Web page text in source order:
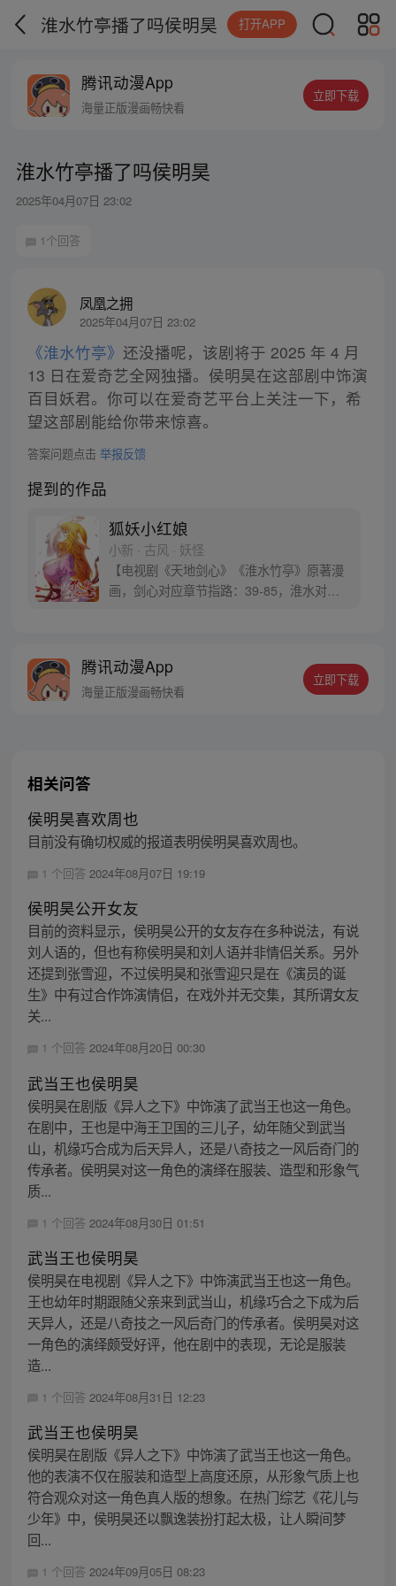
淮水竹亭播了吗侯明昊 打开APP
腾讯动漫App
海量正版漫画畅快看
立即下载
淮水竹亭播了吗侯明昊
2025年04月07日 23:02
1个回答
凤凰之拥
2025年04月07日 23:02
《淮水竹亭》 还没播呢，该剧将于 2025 年 4 月
13 日在爱奇艺全网独播。侯明昊在这部剧中饰演
百目妖君。你可以在爱奇艺平台上关注一下，希
望这部剧能给你带来惊喜。
答案问题点击 举报反馈
提到的作品
狐妖小红娘
小新 · 古风 · 妖怪
【电视剧《天地剑心》《淮水竹亭》原著漫
画，剑心对应章节指路：39-85，淮水对应
腾讯动漫App
海量正版漫画畅快看
立即下载
相关问答
侯明昊喜欢周也
目前没有确切权威的报道表明侯明昊喜欢周也。
1 个回答 2024年08月07日 19:19
侯明昊公开女友
目前的资料显示，侯明昊公开的女友存在多种说法，有说
刘人语的，但也有称侯明昊和刘人语并非情侣关系。另外
还提到张雪迎，不过侯明昊和张雪迎只是在《演员的诞
生》中有过合作饰演情侣，在戏外并无交集，其所谓女友
关...
1 个回答 2024年08月20日 00:30
武当王也侯明昊
侯明昊在剧版《异人之下》中饰演了武当王也这一角色。
在剧中，王也是中海王卫国的三儿子，幼年随父到武当
山，机缘巧合成为后天异人，还是八奇技之一风后奇门的
传承者。侯明昊对这一角色的演绎在服装、造型和形象气
质...
1 个回答 2024年08月30日 01:51
武当王也侯明昊
侯明昊在电视剧《异人之下》中饰演武当王也这一角色。
王也幼年时期跟随父亲来到武当山，机缘巧合之下成为后
天异人，还是八奇技之一风后奇门的传承者。侯明昊对这
一角色的演绎颇受好评，他在剧中的表现，无论是服装
造...
1 个回答 2024年08月31日 12:23
武当王也侯明昊
侯明昊在剧版《异人之下》中饰演了武当王也这一角色。
他的表演不仅在服装和造型上高度还原，从形象气质上也
符合观众对这一角色真人版的想象。在热门综艺《花儿与
少年》中，侯明昊还以飘逸装扮打起太极，让人瞬间梦
回...
1 个回答 2024年09月05日 08:23